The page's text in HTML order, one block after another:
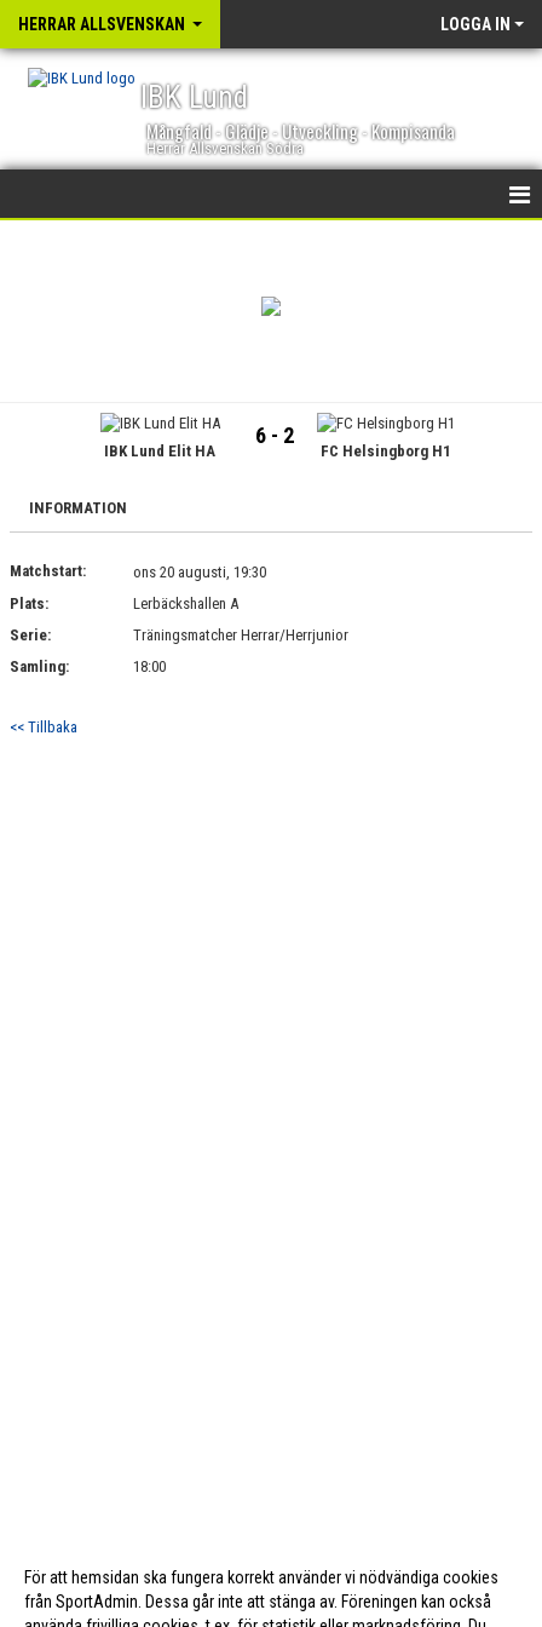
HERRAR ALLSVENSKAN LOGGA IN
IBK Lund
Mångfald - Glädje - Utveckling - Kompisanda
Herrar Allsvenskan Södra
BILDGALLERI
MATCHER
HERRAR ALLSVENSKAN 25/26
IBK Lund Elit HA
6 - 2
FC Helsingborg H1
INFORMATION
Matchstart:
ons 20 augusti, 19:30
Plats:
Lerbäckshallen A
Serie:
Träningsmatcher Herrar/Herrjunior
Samling:
18:00
<< Tillbaka
För att hemsidan ska fungera korrekt använder vi nödvändiga cookies
från SportAdmin. Dessa går inte att stänga av. Föreningen kan också